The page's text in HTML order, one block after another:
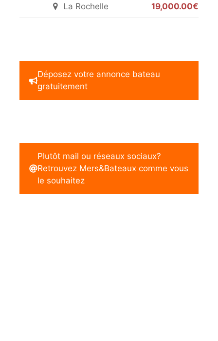
La Rochelle 19,000.00€
Déposez votre annonce bateau
gratuitement
Plutôt mail ou réseaux sociaux?
Retrouvez Mers&Bateaux comme vous
le souhaitez